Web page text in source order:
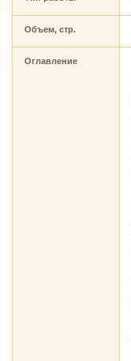
Объем, стр.
Оглавление